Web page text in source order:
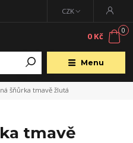
Menu
CZK
0
0 Kč
šňůrka tmavě žlutá
tmavě